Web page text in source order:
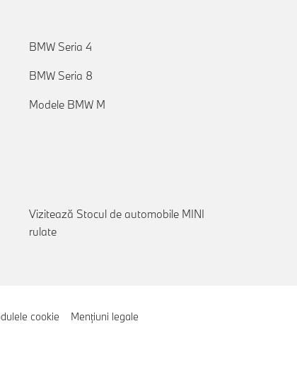
BMW Seria 4
BMW Seria 8
Modele BMW M
Vizitează Stocul de automobile MINI
rulate
cookie Menţiuni legale